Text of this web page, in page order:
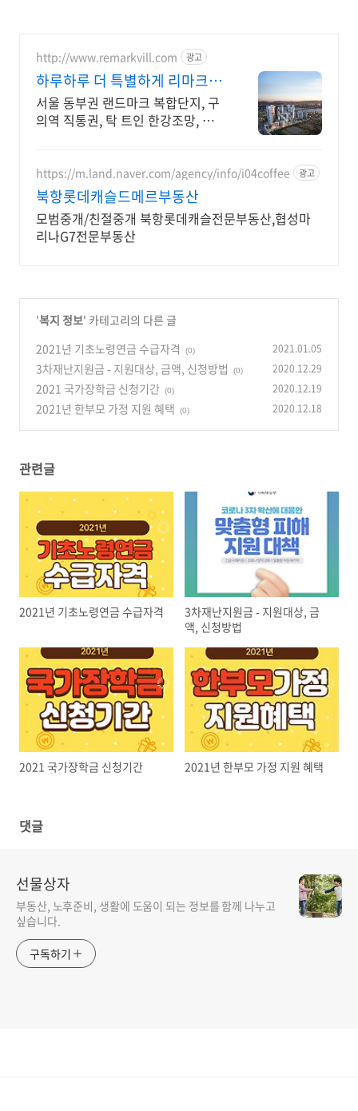
http://www.remarkvill.com 광고
하루하루 더 특별하게 리마크빌
이스트폴
서울 동부권 랜드마크 복합단지, 구
의역 직통권, 탁 트인 한강조망, 쇼핑
https://m.land.naver.com/agency/info/i04coffee 광고
북항롯데캐슬드메르부동산
모범중개/친절중개 북항롯데캐슬전문부동산,협성마
리나G7전문부동산
'복지 정보' 카테고리의 다른 글
2021년 기초노령연금 수급자격
(0) 2021.01.05
3차재난지원금 - 지원대상, 금액, 신청방법 (0) 2020.12.29
2021 국가장학금 신청기간 (0) 2020.12.19
2021년 한부모 가정 지원 혜택 (0) 2020.12.18
관련글
2021년 기초노령연금 수급자격
3차재난지원금 - 지원대상, 금
액, 신청방법
2021 국가장학금 신청기간 2021년 한부모 가정 지원 혜택
댓글
선물상자
부동산, 노후준비, 생활에 도움이 되는 정보를 함께 나누고
싶습니다.
구독하기